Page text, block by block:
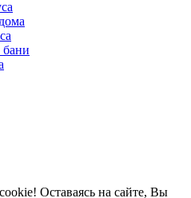
Оставаясь на сайте, Вы